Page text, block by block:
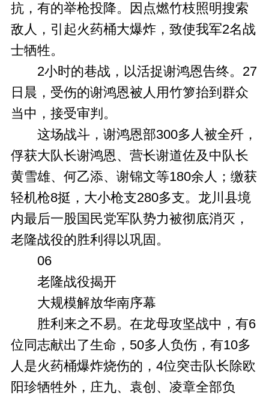
抗，有的举枪投降。因点燃竹枝照明搜索
敌人，引起火药桶大爆炸，致使我军2名战
士牺牲。
2小时的巷战，以活捉谢鸿恩告终。27
日晨，受伤的谢鸿恩被人用竹箩抬到群众
当中，接受审判。
这场战斗，谢鸿恩部300多人被全歼，
俘获大队长谢鸿恩、营长谢道佐及中队长
黄雪雄、何乙添、谢锦文等180余人；缴获
轻机枪8挺，大小枪支280多支。龙川县境
内最后一股国民党军队势力被彻底消灭，
老隆战役的胜利得以巩固。
06
老隆战役揭开
大规模解放华南序幕
胜利来之不易。在龙母攻坚战中，有6
位同志献出了生命，50多人负伤，有10多
人是火药桶爆炸烧伤的，4位突击队长除欧
阳珍牺牲外，庄九、袁创、凌章全部负